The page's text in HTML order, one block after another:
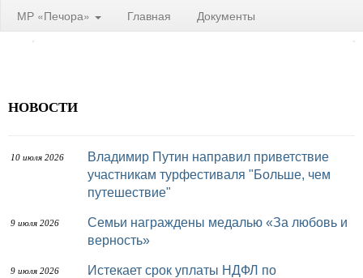
МР «Печора» Главная Документы
НОВОСТИ
10 июля 2026
Владимир Путин направил приветствие
участникам турфестиваля "Больше, чем
путешествие"
9 июля 2026
Семьи награждены медалью «За любовь и
верность»
9 июля 2026
Истекает срок уплаты НДФЛ по